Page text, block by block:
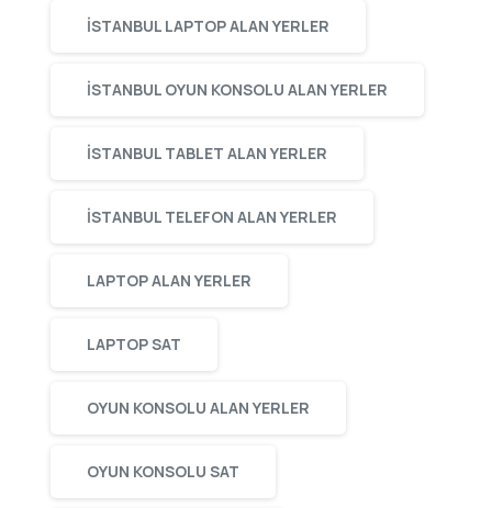
ISTANBUL LAPTOP ALAN YERLER
ISTANBUL OYUN KONSOLU ALAN YERLER
ISTANBUL TABLET ALAN YERLER
ISTANBUL TELEFON ALAN YERLER
LAPTOP ALAN YERLER
LAPTOP SAT
OYUN KONSOLU ALAN YERLER
OYUN KONSOLU SAT